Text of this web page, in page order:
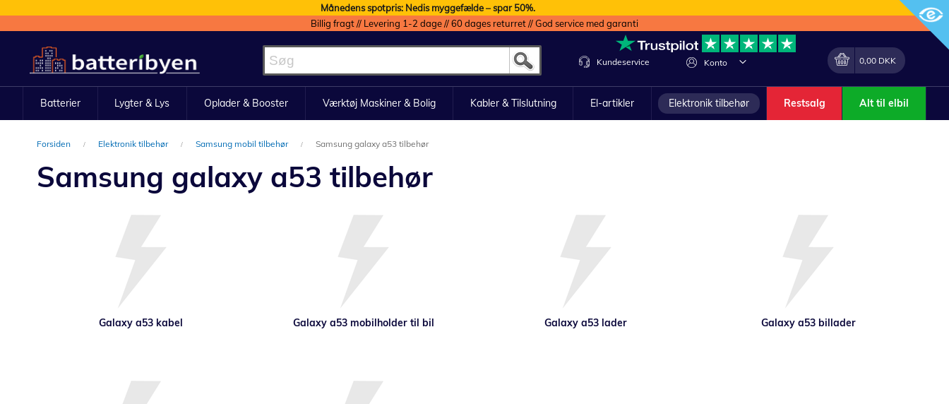
Månedens spotpris: Nedis myggefælde – spar 50%.
Billig fragt // Levering 1-2 dage // 60 dages returret // God service med garanti
to
Content
Konto
Lave
Min indkøbskurv
0,00 DKK
Kundeservice
Batterier Lygter & Lys Oplader & Booster Værktøj Maskiner & Bolig Kabler & Tilslutning El-artikler Elektronik tilbehør Restsalg Alt til elbil
Forsiden Elektronik tilbehør Samsung mobil tilbehør Samsung galaxy a53 tilbehør
Samsung galaxy a53 tilbehør
Galaxy a53 kabel Galaxy a53 mobilholder til bil Galaxy a53 lader Galaxy a53 billader